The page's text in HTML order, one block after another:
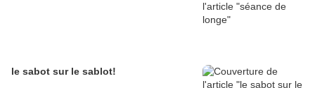
le sabot sur le sablot!